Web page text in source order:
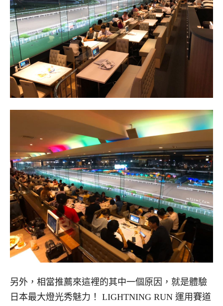
另外，相當推薦來這裡的其中一個原因，就是體驗
日本最大燈光秀魅力！ LIGHTNING RUN 運用賽道